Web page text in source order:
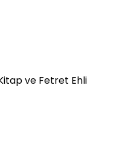
ve Fetret Ehli